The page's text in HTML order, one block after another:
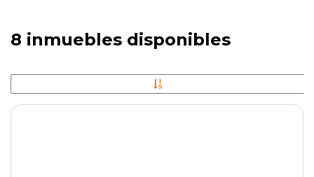
8 inmuebles disponibles